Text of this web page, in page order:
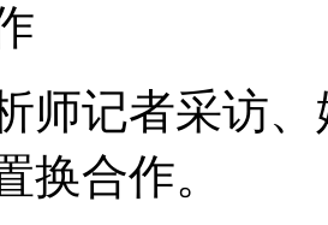
师记者采访
换合作。